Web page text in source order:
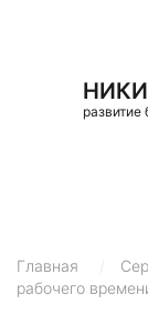
Главная
рабочего